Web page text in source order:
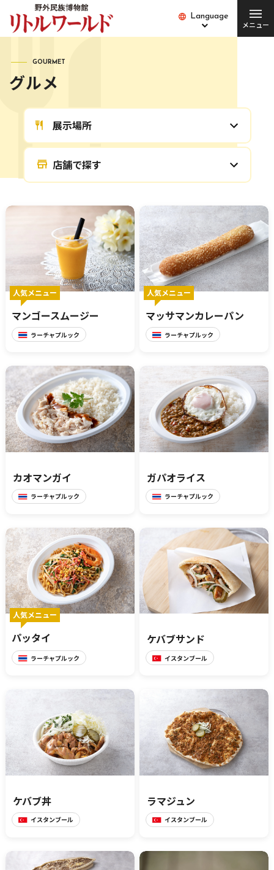
Language
メニュー
Language
アクセス
便利な設備・
愛犬とご入場の方
展示
グルメ おみやげ
民族衣装 体験
リトルワールドとは
館内マップ
お問い合わせ
報道関係者･撮影希望者の方へ
プライバシーポリシー
GOURMET
グルメ
展示場所
店舗で探す
人気メニュー
マンゴースムージー
ラーチャプルック
人気メニュー
マッサマンカレーパン
ラーチャプルック
カオマンガイ
ラーチャプルック
ガパオライス
ラーチャプルック
人気メニュー
パッタイ
ラーチャプルック
ケバブサンド
イスタンブール
ケバブ丼
イスタンブール
ラマジュン
イスタンブール